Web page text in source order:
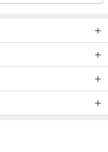
藉由大自然的氣息自然排解負
晶都會越來越亮。